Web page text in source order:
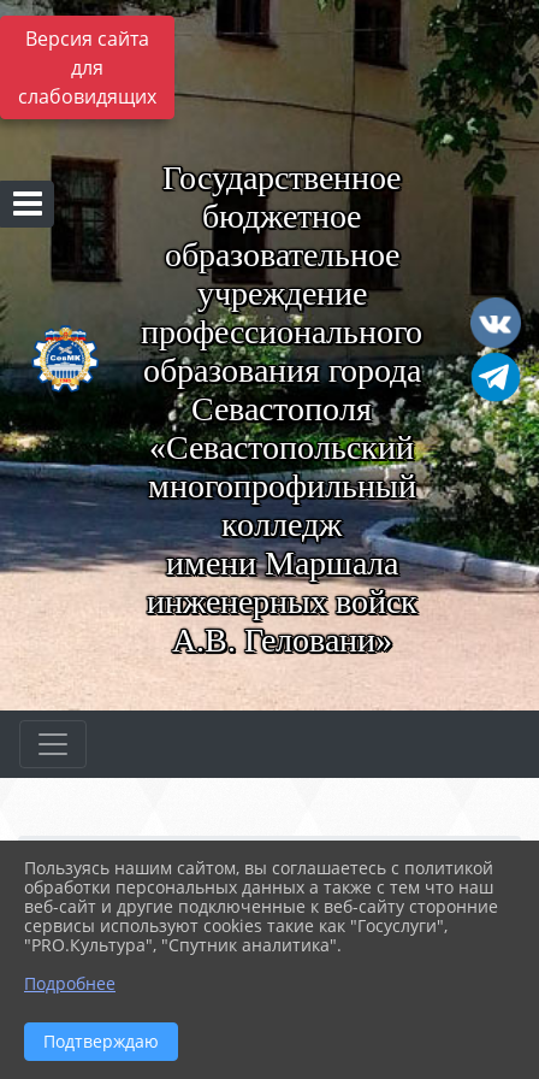
Версия сайта
для
слабовидящих
Государственное
бюджетное
образовательное
учреждение
профессионального
образования города
Севастополя
«Севастопольский
многопрофильный
колледж
имени Маршала
инженерных войск
А.В. Геловани»
Главная МЕРОПРИЯТИЯ
Новости
Практика студентов-пов...
17.06.2026 09:53
ПРАКТИКА СТУДЕНТОВ-ПОВАРОВ
Пользуясь нашим сайтом, вы соглашаетесь с политикой
обработки персональных данных а также с тем что наш
веб-сайт и другие подключенные к веб-сайту сторонние
сервисы используют cookies такие как "Госуслуги",
"PRO.Культура", "Спутник аналитика".
Подробнее
Подтверждаю